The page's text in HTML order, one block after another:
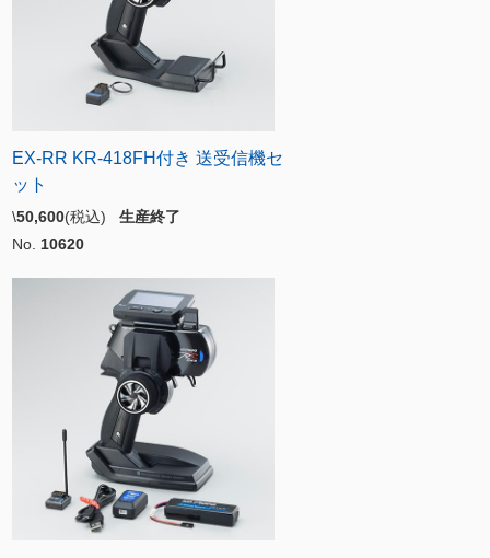
EX-RR KR-418FH付き 送受信機セ
ット
\50,600(税込) 生産終了
No. 10620